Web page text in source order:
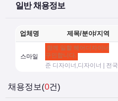
일반 채용정보
업체명 제목/분야/지역
스마일
함께 일할 헤어디자이너
구인합니다.
준 디자이너,디자이너 | 전국
채용정보(0건)